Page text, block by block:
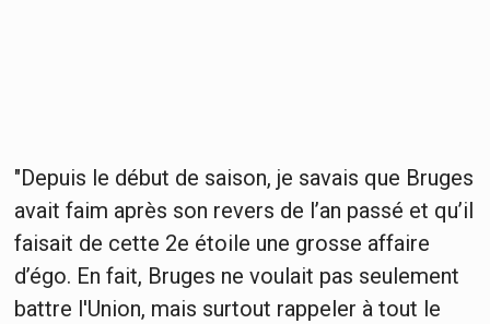
"Depuis le début de saison, je savais que Bruges
avait faim après son revers de l’an passé et qu’il
faisait de cette 2e étoile une grosse affaire
d’égo. En fait, Bruges ne voulait pas seulement
battre l'Union, mais surtout rappeler à tout le